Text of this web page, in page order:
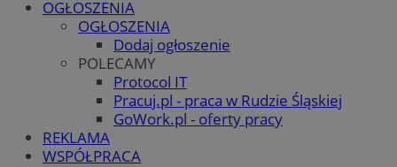
OGŁOSZENIA
OGŁOSZENIA
Dodaj ogłoszenie
POLECAMY
Protocol IT
Pracuj.pl - praca w Rudzie Śląskiej
GoWork.pl - oferty pracy
REKLAMA
WSPÓŁPRACA